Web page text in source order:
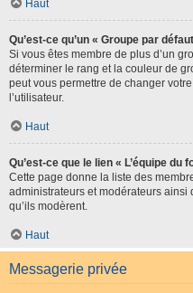
Haut
Qu’est-ce qu’un « Groupe par
Si vous êtes membre de plus d’un
déterminer le rang et la couleur de
peut vous permettre de changer
l’utilisateur.
Haut
Qu’est-ce que le lien « L’équipe du
Cette page donne la liste des
administrateurs et modérateurs ainsi
qu’ils modèrent.
Haut
Messagerie privée